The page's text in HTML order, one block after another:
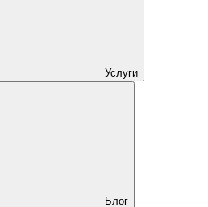
Услуги
Блог